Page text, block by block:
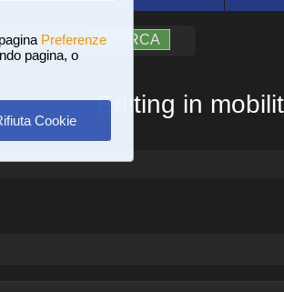
Preferenze
pagina, o
Cookie
?AIUTO RICERCA
Editing in